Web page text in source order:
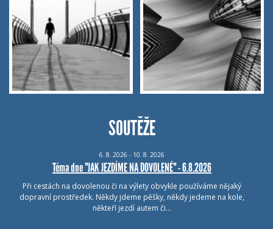
SOUTĚŽE
6. 8. 2026 - 10. 8. 2026
Téma dne "JAK JEZDÍME NA DOVOLENÉ" - 6.8.2026
Při cestách na dovolenou či na výlety obvykle používáme nějaký
dopravní prostředek. Někdy jdeme pěšky, někdy jedeme na kole,
někteří jezdí autem či…